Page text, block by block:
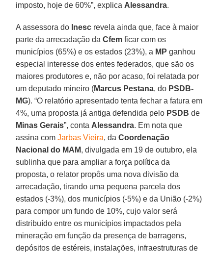
imposto, hoje de 60%”, explica Alessandra.
A assessora do Inesc revela ainda que, face à maior
parte da arrecadação daCfem ficar com os
municípios (65%) e os estados (23%), a MP ganhou
especial interesse dos entes federados, que são os
maiores produtores e, não por acaso, foi relatada por
um deputado mineiro (Marcus Pestana, do PSDB-
MG). “O relatório apresentado tenta fechar a fatura em
4%, uma proposta já antiga defendida pelo PSDB de
Minas Gerais”, conta Alessandra. Em nota que
assina comJarbas Vieira, daCoordenação
Nacional do MAM, divulgada em 19 de outubro, ela
sublinha que para ampliar a força política da
proposta, o relator propôs uma nova divisão da
arrecadação, tirando uma pequena parcela dos
estados (-3%), dos municípios (-5%) e da União (-2%)
para compor um fundo de 10%, cujo valor será
distribuído entre os municípios impactados pela
mineração em função da presença de barragens,
depósitos de estéreis, instalações, infraestruturas de